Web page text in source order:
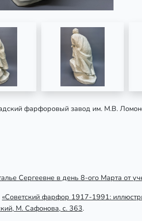
фарфоровый завод им. М.В.
Сергеевне в день 8-ого Марта от
«Советский фарфор 1917-1991:
М. Сафонова, с. 363.